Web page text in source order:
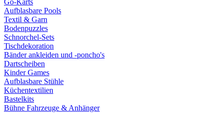
Go-Karts
Aufblasbare Pools
Textil & Garn
Bodenpuzzles
Schnorchel-Sets
Tischdekoration
Bänder ankleiden und -poncho's
Dartscheiben
Kinder Games
Aufblasbare Stühle
Küchentextilien
Bastelkits
Bühne Fahrzeuge & Anhänger